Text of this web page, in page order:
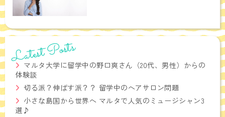
Latest Posts
マルタ大学に留学中の野口爽さん（20代、男性）からの
体験談
切る派？伸ばす派？？ 留学中のヘアサロン問題
小さな島国から世界へ マルタで人気のミュージシャン3
選♪